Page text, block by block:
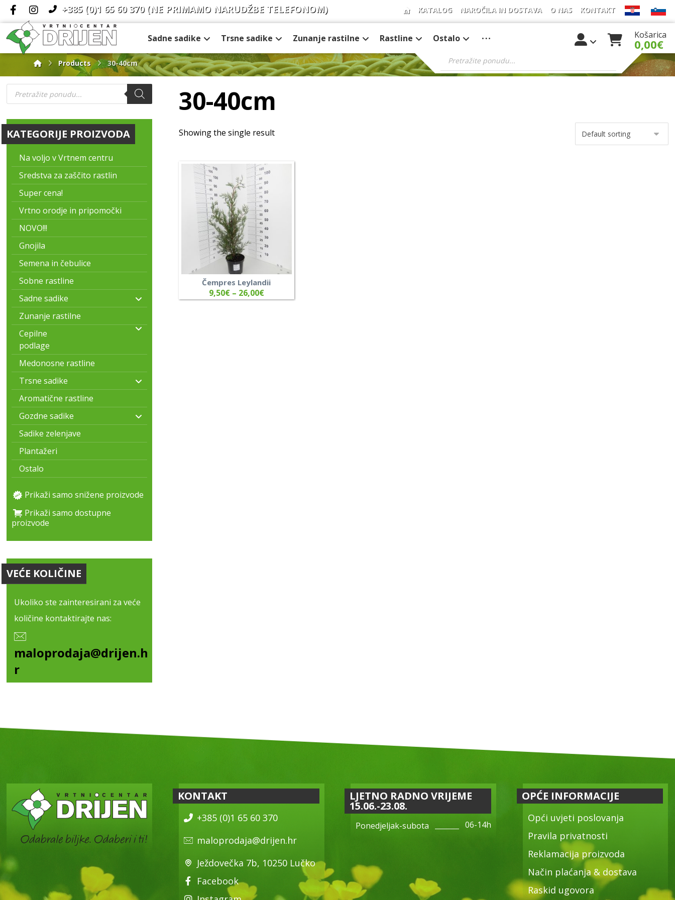
+385 (0)1 65 60 370 (NE PRIMAMO NARUDŽBE TELEFONOM) KATALOG NAROČILA IN DOSTAVA O NAS KONTAKT
Sadne sadike Trsne sadike Zunanje rastilne Rastline Ostalo Košarica
0,00€
Products 30-40cm
30-40cm
Showing the single result
Čempres Leylandii
9,50€– 26,00€
KATEGORIJE PROIZVODA
Na voljo v Vrtnem centru
Sredstva za zaščito rastlin
Super cena!
Vrtno orodje in pripomočki
NOVO!!!
Gnojila
Semena in čebulice
Sobne rastline
Sadne sadike
Zunanje rastilne
Cepilne
podlage
Medonosne rastline
Trsne sadike
Aromatične rastline
Gozdne sadike
Sadike zelenjave
Plantažeri
Ostalo
Prikaži samo snižene proizvode
Prikaži samo dostupne
proizvode
VEĆE KOLIČINE
Ukoliko ste zainteresirani za veće
količine kontaktirajte nas:
maloprodaja@drijen.h
r
KONTAKT
+385 (0)1 65 60 370
maloprodaja@drijen.hr
Ježdovečka 7b, 10250 Lučko
Facebook
LJETNO RADNO VRIJEME
15.06.-23.08.
Ponedjeljak-subota 06-14h
OPĆE INFORMACIJE
Opći uvjeti poslovanja
Pravila privatnosti
Reklamacija proizvoda
Način plaćanja & dostava
Raskid ugovora